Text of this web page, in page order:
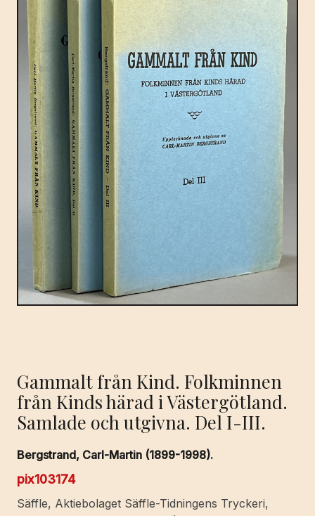
Gammalt från Kind. Folkminnen
från Kinds härad i Västergötland.
Samlade och utgivna. Del I-III.
Bergstrand, Carl-Martin (1899-1998).
pix103174
Säffle, Aktiebolaget Säffle-Tidningens Tryckeri,